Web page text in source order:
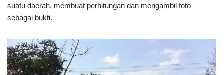
suatu daerah, membuat perhitungan dan mengambil foto
sebagai bukti.